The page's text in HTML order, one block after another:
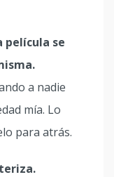
película se
a nadie
mía. Lo
para atrás.